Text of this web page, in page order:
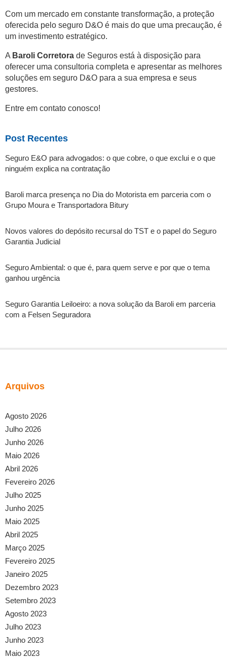
Com um mercado em constante transformação, a proteção
oferecida pelo seguro D&O é mais do que uma precaução, é
um investimento estratégico.
A Baroli Corretora de Seguros está à disposição para
oferecer uma consultoria completa e apresentar as melhores
soluções em seguro D&O para a sua empresa e seus
gestores.
Entre em contato conosco!
Post Recentes
Seguro E&O para advogados: o que cobre, o que exclui e o que
ninguém explica na contratação
Baroli marca presença no Dia do Motorista em parceria com o
Grupo Moura e Transportadora Bitury
Novos valores do depósito recursal do TST e o papel do Seguro
Garantia Judicial
Seguro Ambiental: o que é, para quem serve e por que o tema
ganhou urgência
Seguro Garantia Leiloeiro: a nova solução da Baroli em parceria
com a Felsen Seguradora
Arquivos
Agosto 2026
Julho 2026
Junho 2026
Maio 2026
Abril 2026
Fevereiro 2026
Julho 2025
Junho 2025
Maio 2025
Abril 2025
Março 2025
Fevereiro 2025
Janeiro 2025
Dezembro 2023
Setembro 2023
Agosto 2023
Julho 2023
Junho 2023
Maio 2023